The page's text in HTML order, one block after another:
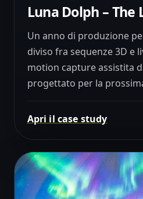
CINEMA FULLDOME ·
IBRIDA 3D E LIVE ACTION
Luna Dolph – The
Un anno di produzione
diviso fra sequenze 3D e
motion capture assistita
progettato per la
Apri il case study